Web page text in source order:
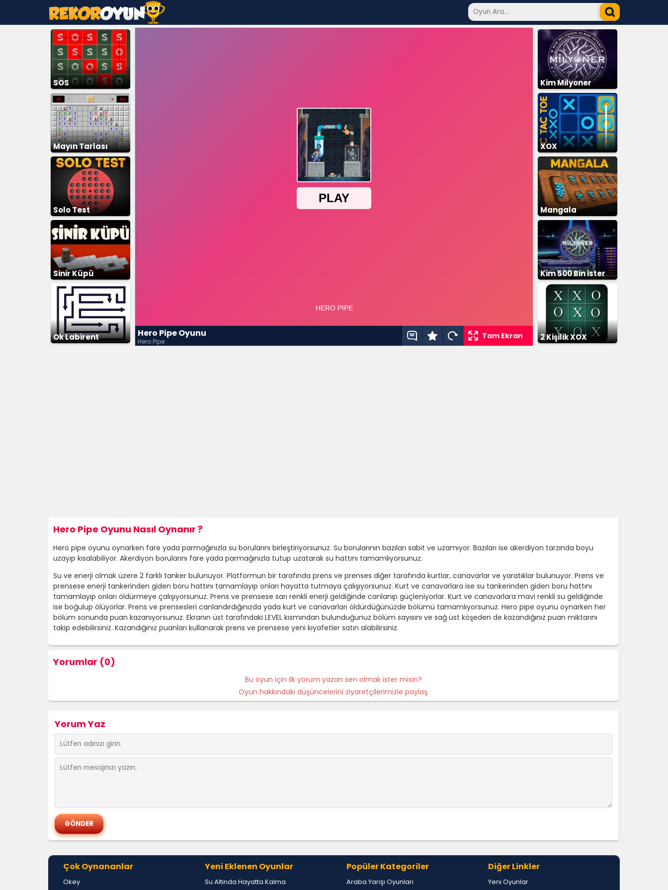
SOS
Mayın Tarlası
Solo Test
Sinir Küpü
Ok Labirent
Hero Pipe Oyunu
Hero Pipe
Tam Ekran
Kim Milyoner
Olmak İster
XOX
Mangala
Kim 500 Bin İster
2 Kişilik XOX
Hero Pipe Oyunu Nasıl Oynanır ?
Hero pipe oyunu oynarken fare yada parmağınızla su borularını birleştiriyorsunuz. Su borularının bazıları sabit ve uzamıyor. Bazıları ise akerdiyon tarzında boyu
uzayıp kısalabiliyor. Akerdiyon borularını fare yada parmağınızla tutup uzatarak su hattını tamamlıyorsunuz.
Su ve enerji olmak üzere 2 farklı tanker bulunuyor. Platformun bir tarafında prens ve prenses diğer tarafında kurtlar, canavarlar ve yaratıklar bulunuyor. Prens ve
prensese enerji tankerinden giden boru hattını tamamlayıp onları hayatta tutmaya çalışıyorsunuz. Kurt ve canavarlara ise su tankerinden giden boru hattını
tamamlayıp onları öldürmeye çalışıyorsunuz. Prens ve prensese sarı renkli enerji geldiğinde canlanıp güçleniyorlar. Kurt ve canavarlara mavi renkli su geldiğinde
ise boğulup ölüyorlar. Prens ve prensesleri canlandırdığınızda yada kurt ve canavarları öldürdüğünüzde bölümü tamamlıyorsunuz. Hero pipe oyunu oynarken her
bölüm sonunda puan kazanıyorsunuz. Ekranın üst tarafındaki LEVEL kısmından bulunduğunuz bölüm sayısını ve sağ üst köşeden de kazandığınız puan miktarını
takip edebilirsiniz. Kazandığınız puanları kullanarak prens ve prensese yeni kıyafetler satın alabilirsiniz.
Yorumlar (0)
Bu oyun için ilk yorum yazan sen olmak ister misin?
Oyun hakkındaki düşüncelerini ziyaretçilerimizle paylaş.
Yorum Yaz
Çok Oynananlar
Okey
Yeni Eklenen Oyunlar
Su Altında Hayatta Kalma
Popüler Kategoriler
Araba Yarışı Oyunları
Diğer Linkler
Yeni Oyunlar